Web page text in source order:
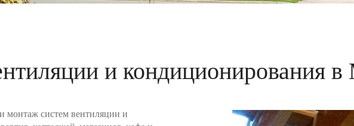
и кондиционирования в
монтаж систем вентиляции и